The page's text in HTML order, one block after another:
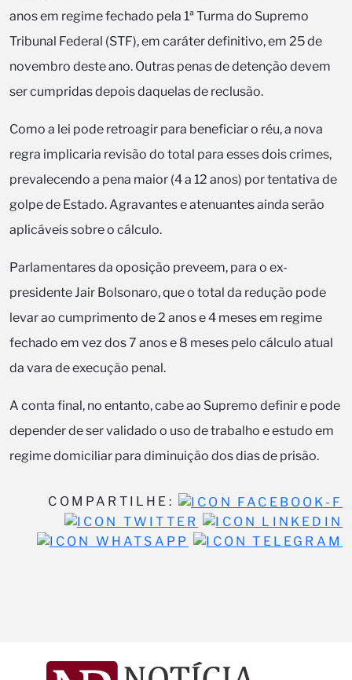
anos em regime fechado pela 1ª Turma do Supremo
Tribunal Federal (STF), em caráter definitivo, em 25 de
novembro deste ano. Outras penas de detenção devem
ser cumpridas depois daquelas de reclusão.
Como a lei pode retroagir para beneficiar o réu, a nova
regra implicaria revisão do total para esses dois crimes,
prevalecendo a pena maior (4 a 12 anos) por tentativa de
golpe de Estado. Agravantes e atenuantes ainda serão
aplicáveis sobre o cálculo.
Parlamentares da oposição preveem, para o ex-
presidente Jair Bolsonaro, que o total da redução pode
levar ao cumprimento de 2 anos e 4 meses em regime
fechado em vez dos 7 anos e 8 meses pelo cálculo atual
da vara de execução penal.
A conta final, no entanto, cabe ao Supremo definir e pode
depender de ser validado o uso de trabalho e estudo em
regime domiciliar para diminuição dos dias de prisão.
COMPARTILHE: